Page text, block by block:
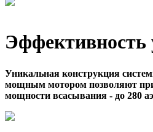
Эффективность
Уникальная конструкция
мощным мотором позволяют
мощности всасывания - до 280